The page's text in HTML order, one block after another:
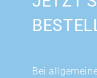
Bei